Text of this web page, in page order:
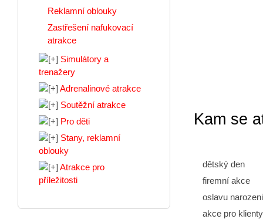
Kam se
dětský den
firemní akce
oslavu
akce pro klienty
Reklamní oblouky
Zastřešení nafukovací
atrakce
Simulátory a
trenažery
Adrenalinové atrakce
Soutěžní atrakce
Pro děti
Stany, reklamní
oblouky
Atrakce pro
příležitosti